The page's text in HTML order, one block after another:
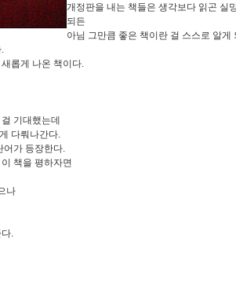
개정판을 내는 책들은 생각보다 읽곤 실
되든
아님 그만큼 좋은 책이란 걸 스스로 알게
롭게 나온 책이다.
기대했는데
다뤄나간다.
어가 등장한다.
책을 평하자면
나
.